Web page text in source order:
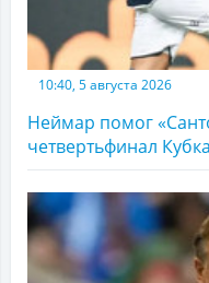
10:40, 5 августа 2026
Неймар помог
четвертьфинал